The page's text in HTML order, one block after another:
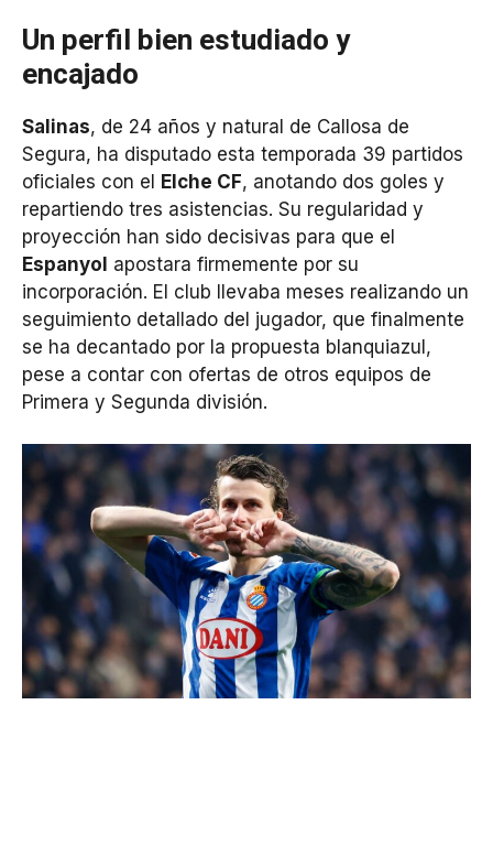
Un perfil bien estudiado y
encajado
Salinas, de 24 años y natural de Callosa de
Segura, ha disputado esta temporada 39 partidos
oficiales con el Elche CF, anotando dos goles y
repartiendo tres asistencias. Su regularidad y
proyección han sido decisivas para que el
Espanyol apostara firmemente por su
incorporación. El club llevaba meses realizando un
seguimiento detallado del jugador, que finalmente
se ha decantado por la propuesta blanquiazul,
pese a contar con ofertas de otros equipos de
Primera y Segunda división.